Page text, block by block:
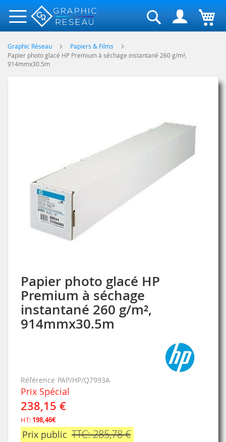
Rechercher
Graphic Réseau
Papiers & Films
Papier photo glacé HP Premium à séchage instantané 260 g/m²,
914mmx30.5m
Papier photo glacé HP
Premium à séchage
instantané 260 g/m²,
914mmx30.5m
Référence PAP/HP/Q7993A
Prix Spécial
238,15 €
HT: 198,46€
Prix public TTC: 285,78 €
Skip
to
the
beginning
of
the